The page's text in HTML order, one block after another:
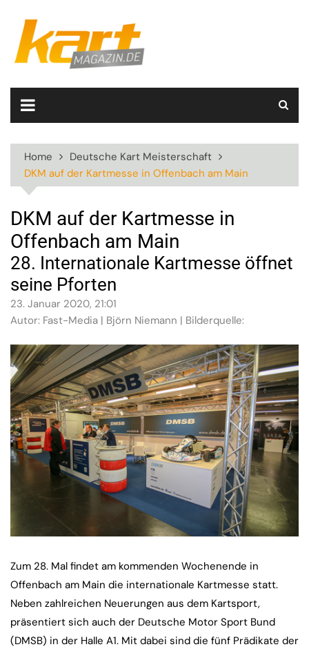
content
Home
Deutsche Kart Meisterschaft
DKM auf der Kartmesse in Offenbach am Main
DKM auf der Kartmesse in
Offenbach am Main
28. Internationale Kartmesse öffnet
seine Pforten
23. Januar 2020, 21:01
Autor: Fast-Media | Björn Niemann | Bilderquelle:
Zum 28. Mal findet am kommenden Wochenende in
Offenbach am Main die internationale Kartmesse statt.
Neben zahlreichen Neuerungen aus dem Kartsport,
präsentiert sich auch der Deutsche Motor Sport Bund
(DMSB) in der Halle A1. Mit dabei sind die fünf Prädikate der